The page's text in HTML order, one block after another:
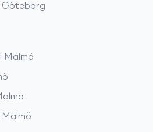
Göteborg
i Malmö
Malmö